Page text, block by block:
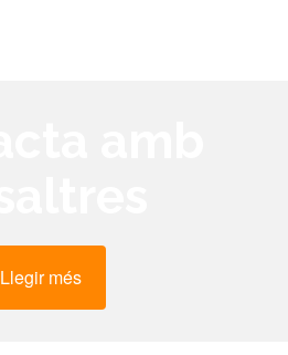
Llegir més